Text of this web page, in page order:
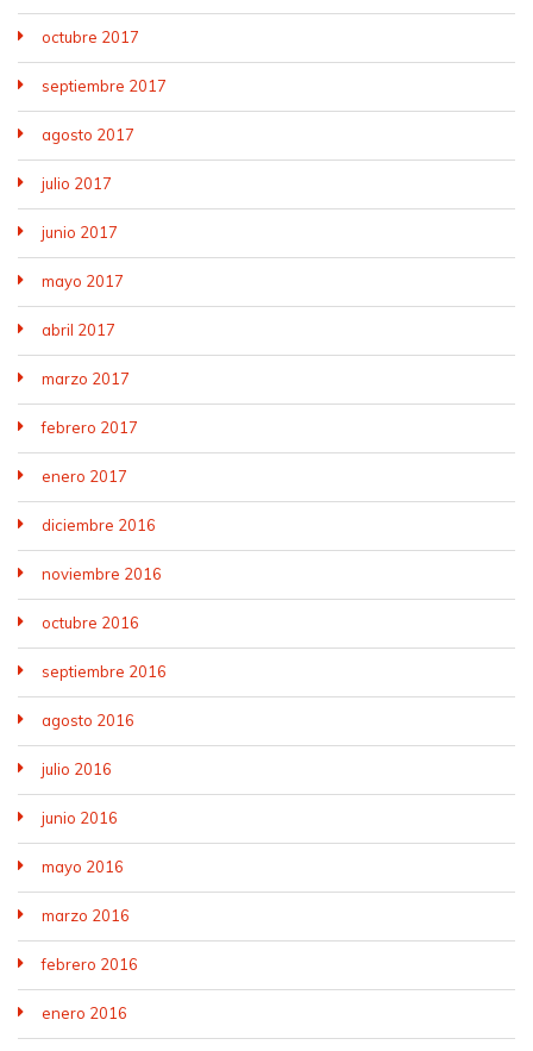
octubre 2017
septiembre 2017
agosto 2017
julio 2017
junio 2017
mayo 2017
abril 2017
marzo 2017
febrero 2017
enero 2017
diciembre 2016
noviembre 2016
octubre 2016
septiembre 2016
agosto 2016
julio 2016
junio 2016
mayo 2016
marzo 2016
febrero 2016
enero 2016